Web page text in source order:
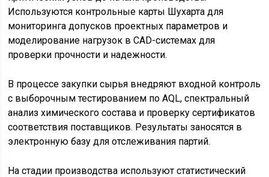
Используются контрольные карты Шухарта для
мониторинга допусков проектных параметров и
моделирование нагрузок в CAD-системах для
проверки прочности и надежности.
В процессе закупки сырья внедряют входной контроль
с выборочным тестированием по AQL, спектральный
анализ химического состава и проверку сертификатов
соответствия поставщиков. Результаты заносятся в
электронную базу для отслеживания партий.
На стадии производства используют статистический